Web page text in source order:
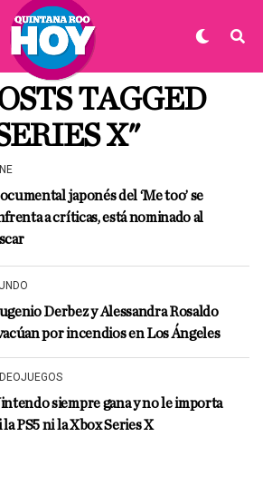
TAGGED
X"
japonés del ‘Me too’ se
a críticas, está nominado al
Derbez y Alessandra Rosaldo
por incendios en Los Ángeles
siempre gana y no le importa
la PS5 ni la Xbox Series X